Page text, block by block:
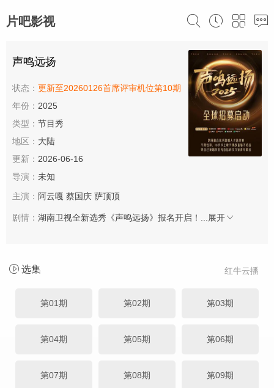
片吧影视
声鸣远扬
状态： 更新至20260126首席评审机位第10期
年份： 2025
类型： 节目秀
地区： 大陆
更新： 2026-06-16
导演： 未知
主演： 阿云嘎 蔡国庆 萨顶顶
剧情： 湖南卫视全新选秀《声鸣远扬》报名开启！... 展开
红牛云播
选集
第01期 第02期 第03期
第04期 第05期 第06期
第07期 第08期 第09期